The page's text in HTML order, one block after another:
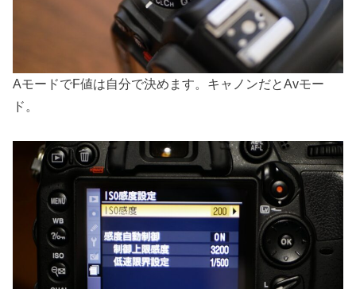
AモードでF値は自分で決めます。キャノンだとAvモー
ド。